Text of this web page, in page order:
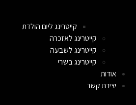
קייטרינג ליום הולדת
קייטרינג לאזכרה
קייטרינג לשבעה
קייטרינג בשרי
אודות
יצירת קשר